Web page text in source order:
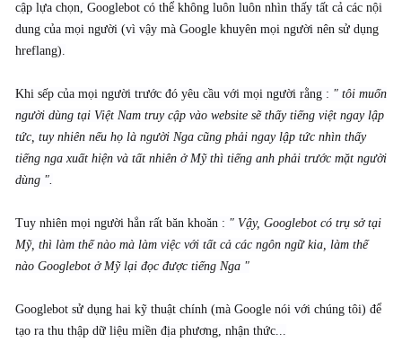
cập lựa chọn, Googlebot có thể không luôn luôn nhìn thấy tất cả các nội
dung của mọi người (vì vậy mà Google khuyên mọi người nên sử dụng
hreflang).
Khi sếp của mọi người trước đó yêu cầu với mọi người rằng : " tôi muốn
người dùng tại Việt Nam truy cập vào website sẽ thấy tiếng việt ngay lập
tức, tuy nhiên nếu họ là người Nga cũng phải ngay lập tức nhìn thấy
tiếng nga xuất hiện và tất nhiên ở Mỹ thì tiếng anh phải trước mặt người
dùng ".
Tuy nhiên mọi người hẳn rất băn khoăn : " Vậy, Googlebot có trụ sở tại
Mỹ, thì làm thế nào mà làm việc với tất cả các ngôn ngữ kia, làm thế
nào Googlebot ở Mỹ lại đọc được tiếng Nga "
Googlebot sử dụng hai kỹ thuật chính (mà Google nói với chúng tôi) để
tạo ra thu thập dữ liệu miền địa phương, nhận thức...